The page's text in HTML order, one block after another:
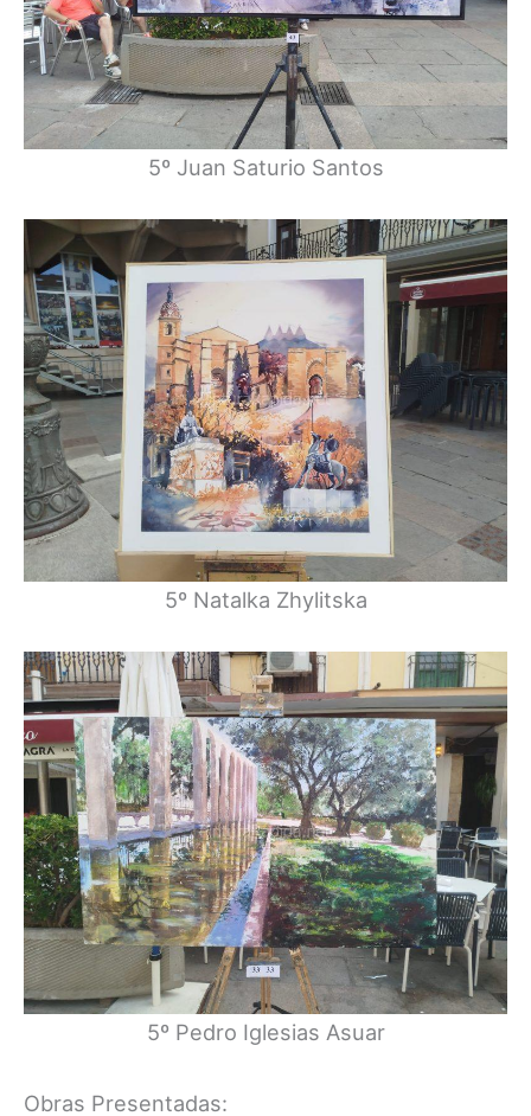
5º Juan Saturio Santos
5º Natalka Zhylitska
5º Pedro Iglesias Asuar
Obras Presentadas: